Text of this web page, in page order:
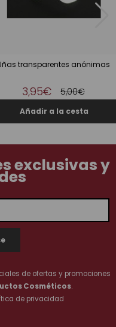
transparentes anónimas
3,95€ 5,00€
exclusivas y
de ofertas y promociones
Cosméticos.
de privacidad